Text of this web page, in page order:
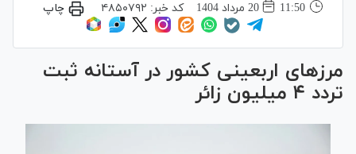
11:50
20 مرداد 1404 کد خبر: ۴۸۵۰۷۹۲ چاپ
مرز‌های اربعینی کشور در آستانه ثبت
تردد ۴ میلیون زائر